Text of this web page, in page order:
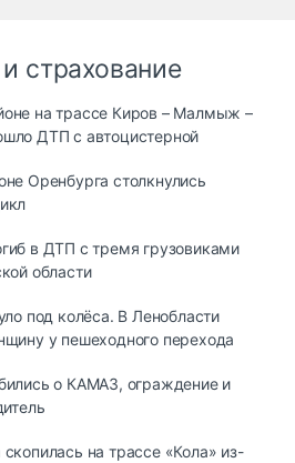
страхование
на трассе Киров – Малмыж –
ДТП с автоцистерной
Оренбурга столкнулись
в ДТП с тремя грузовиками
области
под колёса. В Ленобласти
у пешеходного перехода
о КАМАЗ, ограждение и
на трассе «Кола» из-